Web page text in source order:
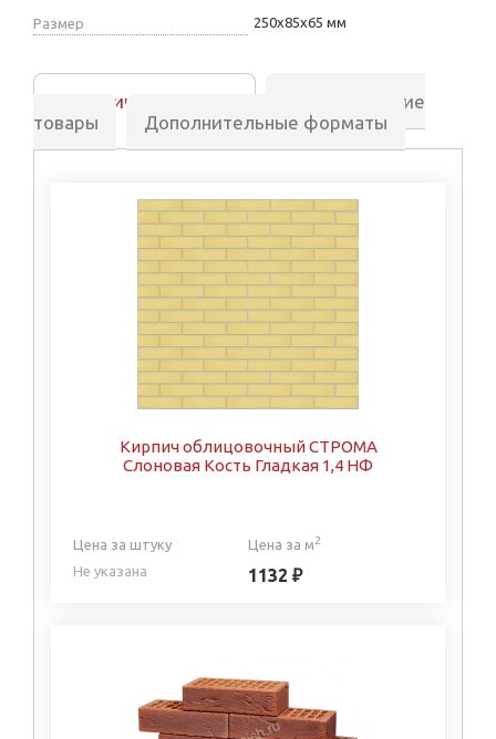
Размер 250х85х65 мм
Аналогичные товары
Сопутствующие
товары
Дополнительные форматы
Кирпич облицовочный СТРОМА
Слоновая Кость Гладкая 1,4 НФ
Цена за штуку
Не указана
Цена за м2
1132 ₽